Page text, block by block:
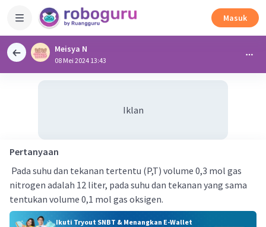
Masuk
Meisya N
08 Mei 2024 13:43
Iklan
Pertanyaan
Pada suhu dan tekanan tertentu (P,T) volume 0,3 mol gas
nitrogen adalah 12 liter, pada suhu dan tekanan yang sama
tentukan volume 0,1 mol gas oksigen.
Ikuti Tryout SNBT & Menangkan E-Wallet